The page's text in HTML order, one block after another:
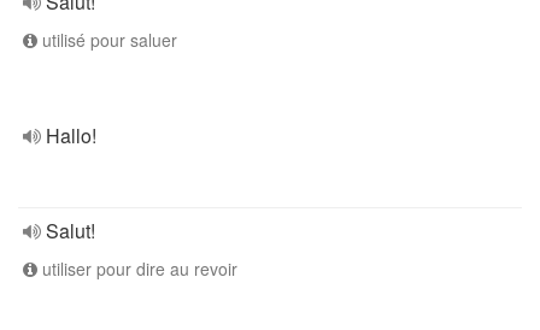
utilisé pour saluer
Hallo!
Salut!
utiliser pour dire au revoir